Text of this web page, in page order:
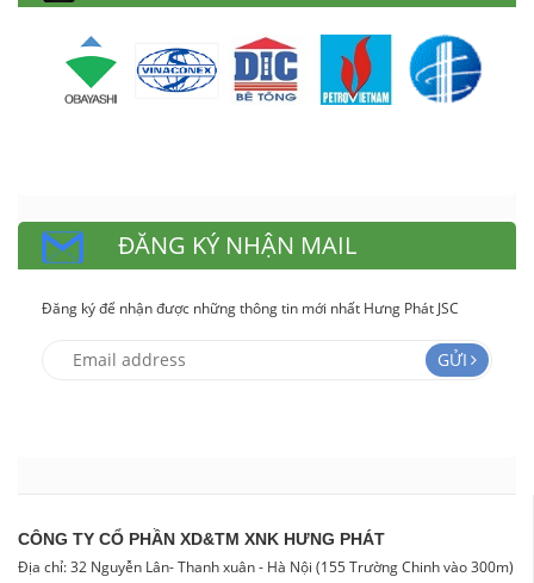
ĐĂNG KÝ NHẬN MAIL
Đăng ký để nhận được những thông tin mới nhất Hưng Phát JSC
GỬI
CÔNG TY CỔ PHẦN XD&TM XNK HƯNG PHÁT
Địa chỉ: 32 Nguyễn Lân- Thanh xuân - Hà Nội (155 Trường Chinh vào 300m)